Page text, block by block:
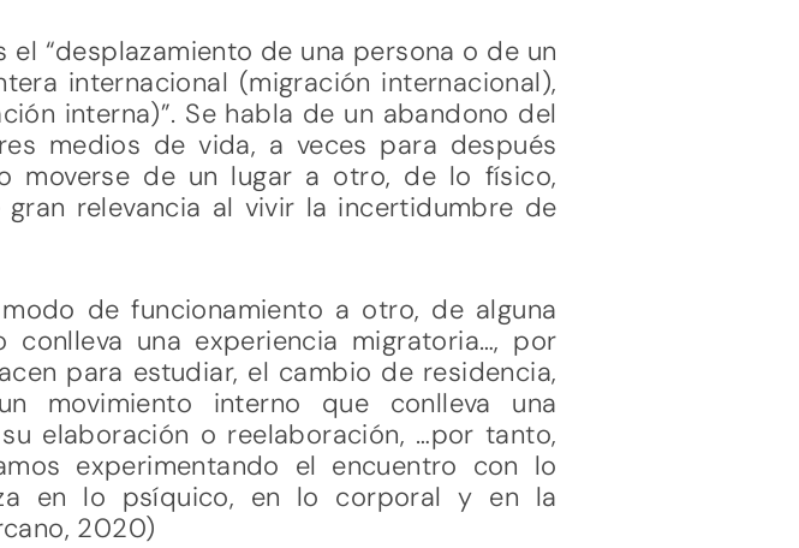
el “desplazamiento de una persona o de un
internacional (migración internacional),
interna)”. Se habla de un abandono del
medios de vida, a veces para después
moverse de un lugar a otro, de lo físico,
relevancia al vivir la incertidumbre de
de funcionamiento a otro, de alguna
una experiencia migratoria…, por
para estudiar, el cambio de residencia,
movimiento interno que conlleva una
elaboración o reelaboración, …por tanto,
experimentando el encuentro con lo
en lo psíquico, en lo corporal y en la
2020)